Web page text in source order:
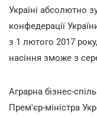
Україні абсолютно
конфедерації
з 1 лютого 2017
насіння зможе з
Аграрна бізнес-
Прем'єр-міністра